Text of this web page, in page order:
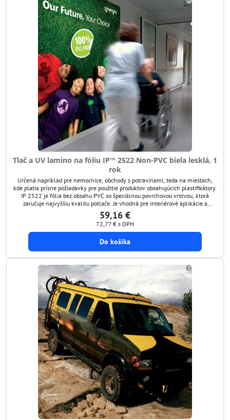
Tlač a UV lamino na fóliu IP™ 2522 Non-PVC biela lesklá, 1
rok
Určená napríklad pre nemocnice, obchody s potravinami, teda na miestach,
kde platia prísne požiadavky pre použitie produktov obsahujúcich plastifikátory.
IP 2522 je fólia bez obsahu PVC so špeciálnou povrchovou vrstvou, ktorá
zaručuje najvyššiu kvalitu potlače. Je vhodná pre interiérové aplikácie a
pretože má dobrú UV odolnosť, je tiež vhodná pre exteriérové aplikácie (s
trvanlivosťou až 1...
59,16 €
72,77 € s DPH
Do košíka